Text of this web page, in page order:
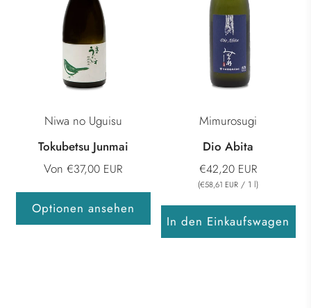
Niwa no Uguisu
Tokubetsu Junmai
Von €37,00 EUR
Optionen ansehen
Mimurosugi
Dio Abita
€42,20 EUR
(€58,61 EUR / 1 l)
In den Einkaufswagen